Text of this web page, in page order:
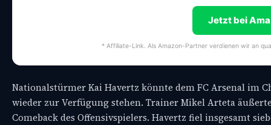
Jetzt bei
* Affiliate-Link. Als Amazon-Partner verdienen wir an
Nationalstürmer Kai Havertz könnte dem FC Arsenal im
wieder zur Verfügung stehen. Trainer Mikel Arteta
Comeback des Offensivspielers. Havertz fiel insgesamt